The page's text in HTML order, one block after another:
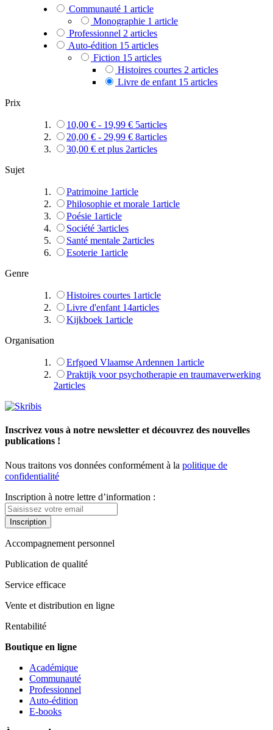
Communauté 1 article
Monographie 1 article
Professionnel 2 articles
Auto-édition 15 articles
Fiction 15 articles
Histoires courtes 2 articles
Livre de enfant 15 articles
Prix
10,00 € - 19,99 € 5articles
20,00 € - 29,99 € 8articles
30,00 € et plus 2articles
Sujet
Patrimoine 1article
Philosophie et morale 1article
Poésie 1article
Société 3articles
Santé mentale 2articles
Esoterie 1article
Genre
Histoires courtes 1article
Livre d'enfant 14articles
Kijkboek 1article
Organisation
Erfgoed Vlaamse Ardennen 1article
Praktijk voor psychotherapie en traumaverwerking
2articles
Inscrivez vous à notre newsletter et découvrez des nouvelles
publications !
Nous traitons vos données conformément à la politique de
confidentialité
Inscription à notre lettre d’information :
Inscription
Accompagnement personnel
Publication de qualité
Service efficace
Vente et distribution en ligne
Rentabilité
Boutique en ligne
Académique
Communauté
Professionnel
Auto-édition
E-books